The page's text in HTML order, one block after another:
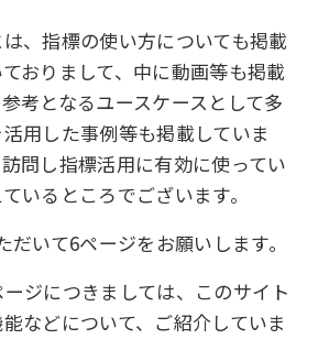
、指標の使い方についても掲載
おりまして、中に動画等も掲載
考となるユースケースとして多
用した事例等も掲載していま
問し指標活用に有効に使ってい
いるところでございます。
だいて6ページをお願いします。
ージにつきましては、このサイト
などについて、ご紹介していま